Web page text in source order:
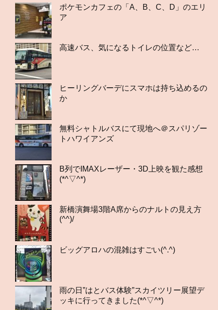
ポケモンカフェの「A、B、C、D」のエリ
ア
高速バス、気になるトイレの位置など…
ヒーリングバーデにスマホは持ち込めるの
か
無料シャトルバスにて現地へ＠スパリゾー
トハワイアンズ
B列でIMAXレーザー・3D上映を観た感想
(*^▽^*)
新橋演舞場3階A席からのナルトの見え方
(^^)/
ビッグアロハの混雑はすごい(^.^)
雨の日”はとバス体験”スカイツリー展望デ
ッキに行ってきました(*^▽^*)